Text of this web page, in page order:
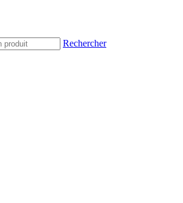
Rechercher